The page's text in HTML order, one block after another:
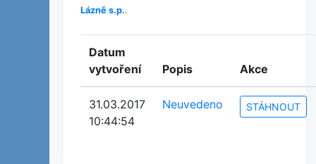
Lázně s.p..
Datum
vytvoření
Popis Akce
31.03.2017
10:44:54
Neuvedeno STÁHNOUT